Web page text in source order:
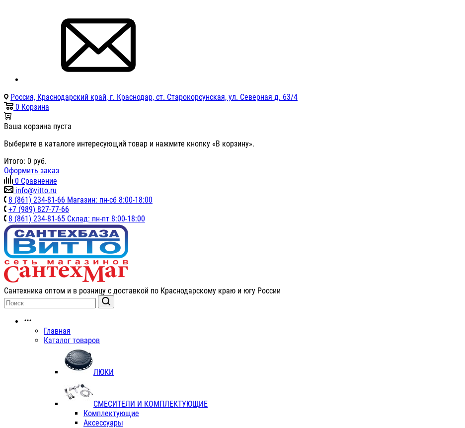
Россия, Краснодарский край, г. Краснодар, ст. Старокорсунская, ул. Северная д. 63/4
0 Корзина
Ваша корзина пуста
Выберите в каталоге интересующий товар и нажмите кнопку «В корзину».
Итого: 0 руб.
Оформить заказ
0 Сравнение
info@vitto.ru
8 (861) 234-81-66 Магазин: пн-сб 8:00-18:00
+7 (989) 827-77-66
8 (861) 234-81-65 Склад: пн-пт 8:00-18:00
Сантехника оптом и в розницу с доставкой по Краснодарскому краю и югу России
Главная
Каталог товаров
ЛЮКИ
СМЕСИТЕЛИ И КОМПЛЕКТУЮЩИЕ
Комплектующие
Аксессуары